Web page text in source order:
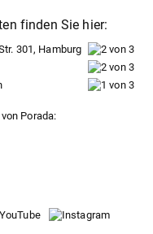
finden Sie hier:
301, Hamburg
Porada: